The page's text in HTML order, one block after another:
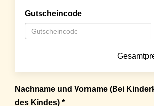
Gutscheincode
Nachname und Vorname (Bei
des Kindes) *